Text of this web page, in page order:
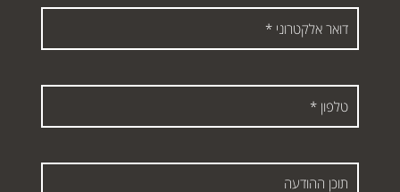
דואר
טלפון
תוכן